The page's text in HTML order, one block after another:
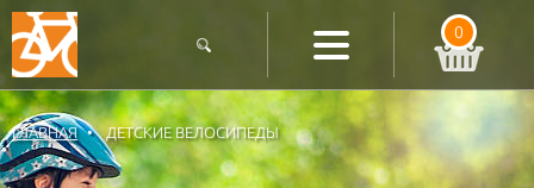
0
ГЛАВНАЯ ДЕТСКИЕ ВЕЛОСИПЕДЫ